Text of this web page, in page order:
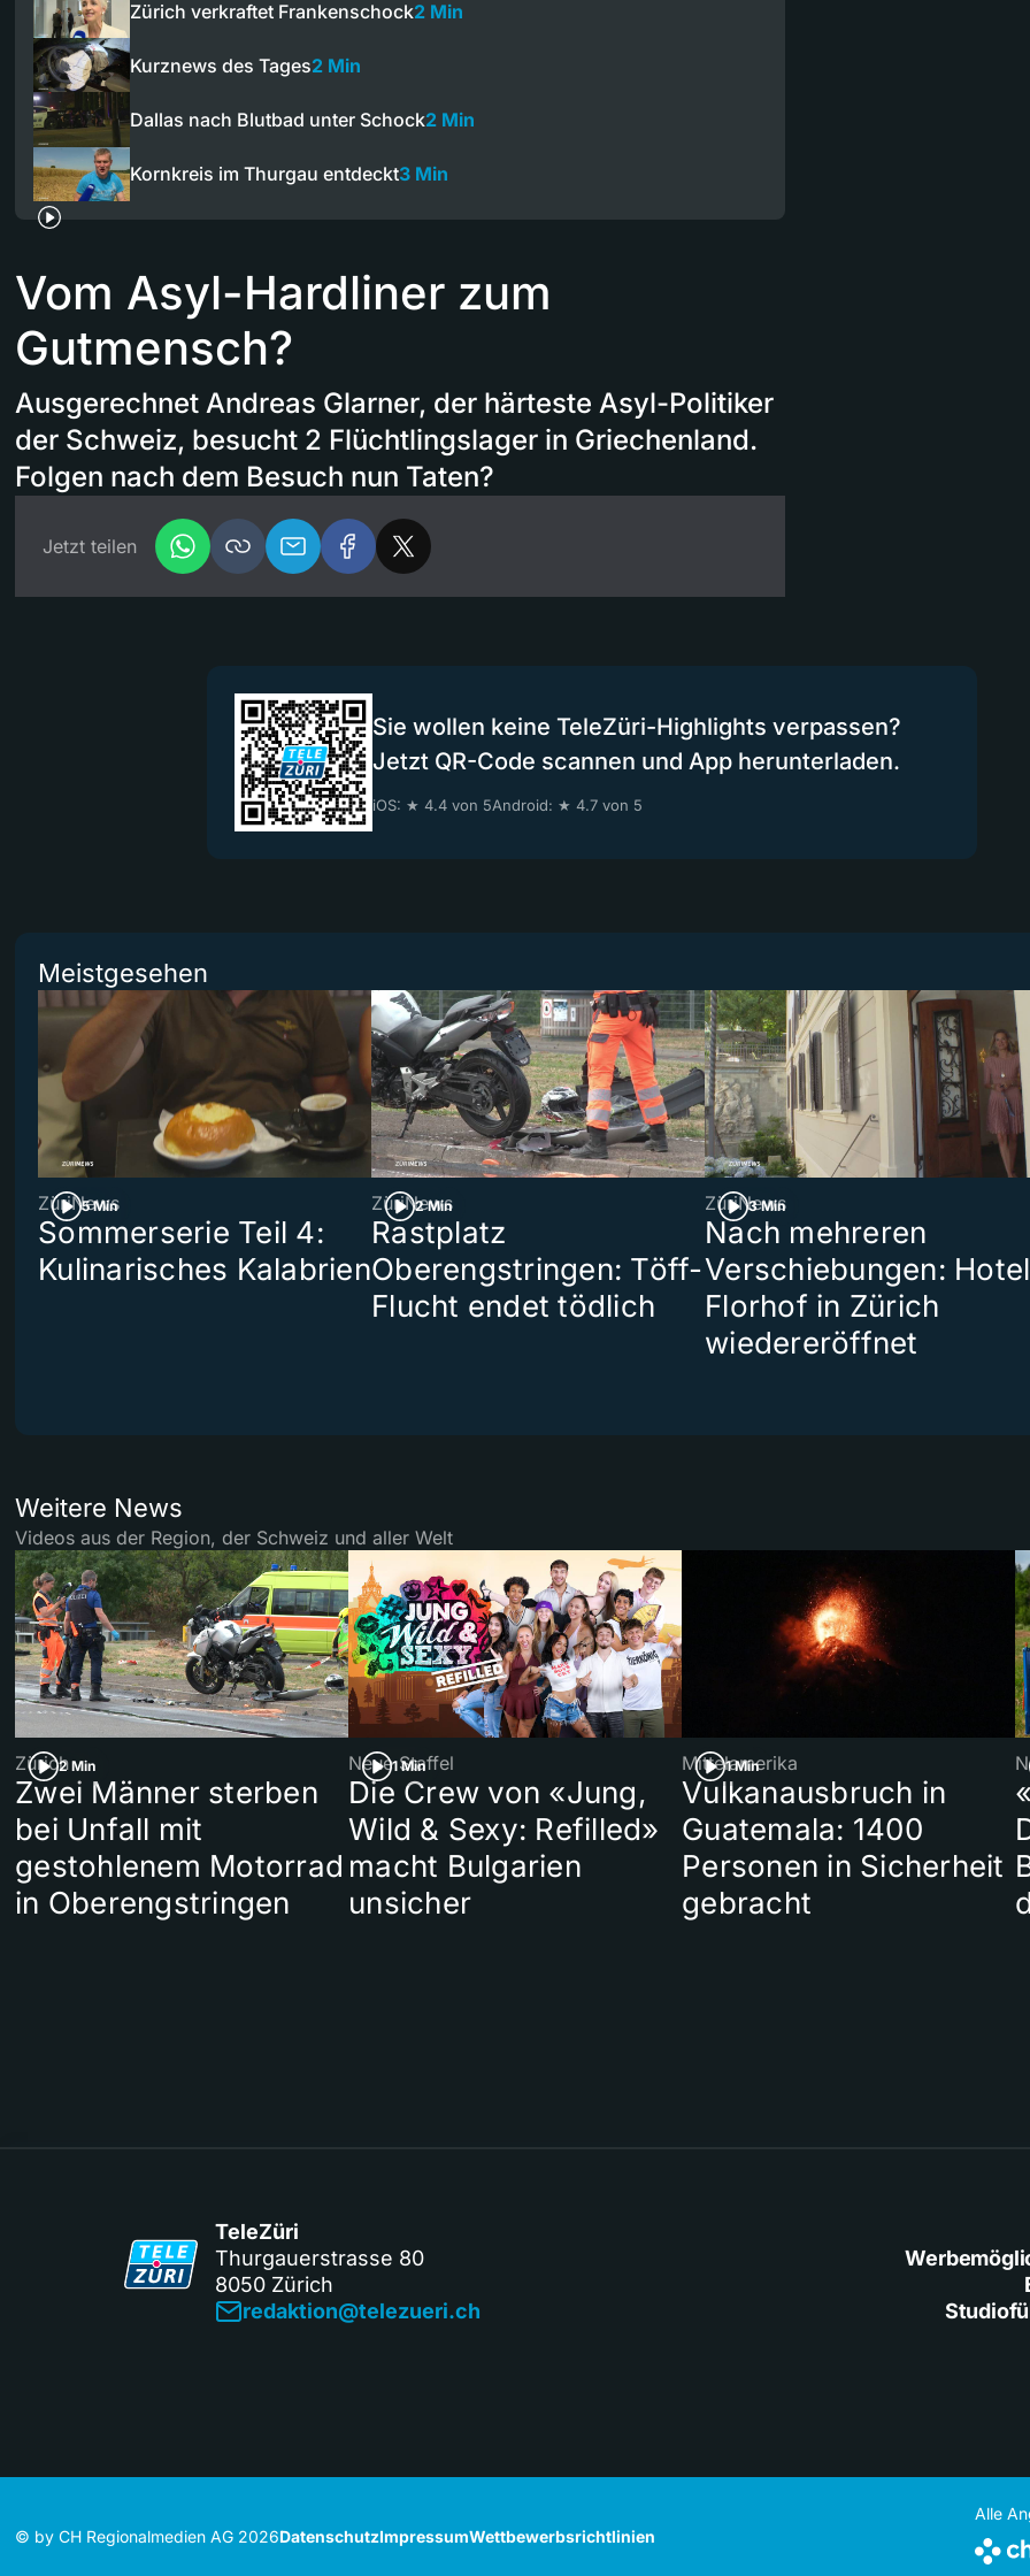
Zürich verkraftet Frankenschock2 Min
Kurznews des Tages2 Min
Dallas nach Blutbad unter Schock2 Min
Kornkreis im Thurgau entdeckt3 Min
Vom Asyl-Hardliner zum
Gutmensch?
Ausgerechnet Andreas Glarner, der härteste Asyl-Politiker
der Schweiz, besucht 2 Flüchtlingslager in Griechenland.
Folgen nach dem Besuch nun Taten?
Jetzt teilen
Sie wollen keine TeleZüri-Highlights verpassen?
Jetzt QR-Code scannen und App herunterladen.
iOS: ★ 4.4 von 5Android: ★ 4.7 von 5
Meistgesehen
5 Min
ZüriNews
Sommerserie Teil 4:
Kulinarisches Kalabrien
2 Min
ZüriNews
Rastplatz
Oberengstringen: Töff-
Flucht endet tödlich
3 Min
ZüriNews
Nach mehreren
Verschiebungen: Hotel
Florhof in Zürich
wiedereröffnet
Weitere News
Videos aus der Region, der Schweiz und aller Welt
2 Min
Zürich
Zwei Männer sterben
bei Unfall mit
gestohlenem Motorrad
in Oberengstringen
1 Min
Neue Staffel
Die Crew von «Jung,
Wild & Sexy: Refilled»
macht Bulgarien
unsicher
1 Min
Mittelamerika
Vulkanausbruch in
Guatemala: 1400
Personen in Sicherheit
gebracht
TeleZüri
Thurgauerstrasse 80
8050 Zürich
redaktion@telezueri.ch
© by CH Regionalmedien AG 2026DatenschutzImpressumWettbewerbsrichtlinien
Alle